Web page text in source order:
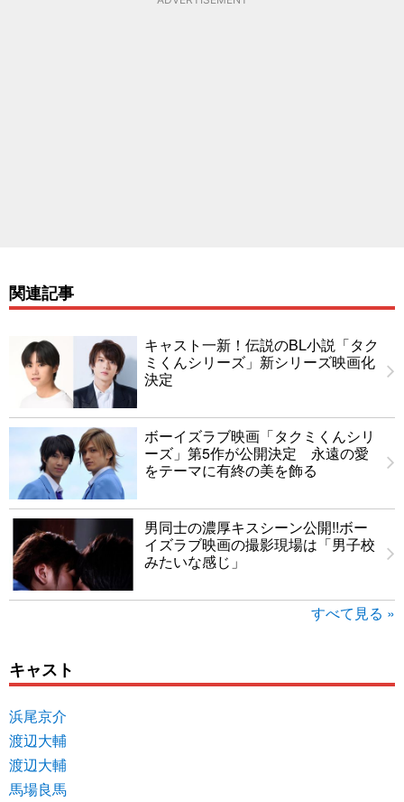
関連記事
キャスト一新！伝説のBL小説「タク
ミくんシリーズ」新シリーズ映画化
決定
ボーイズラブ映画「タクミくんシリ
ーズ」第5作が公開決定 永遠の愛
をテーマに有終の美を飾る
男同士の濃厚キスシーン公開!!ボー
イズラブ映画の撮影現場は「男子校
みたいな感じ」
すべて見る »
キャスト
浜尾京介
渡辺大輔
渡辺大輔
馬場良馬